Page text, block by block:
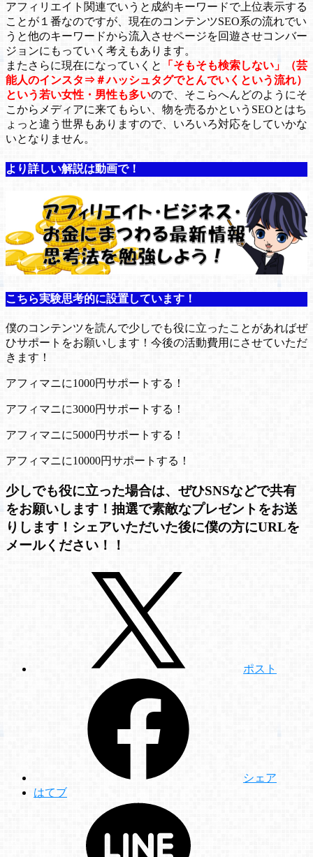
アフィリエイト関連でいうと成約キーワードで上位表示する
ことが１番なのですが、現在のコンテンツSEO系の流れでい
うと他のキーワードから流入させページを回遊させコンバー
ジョンにもっていく考えもあります。
またさらに現在になっていくと
「そもそも検索しない」（芸
能人のインスタ⇒＃ハッシュタグでとんでいくという流れ）
という若い女性・男性も多いので、そこらへんどのようにそ
こからメディアに来てもらい、物を売るかというSEOとはち
ょっと違う世界もありますので、いろいろ対応をしていかな
いとなりません。
より詳しい解説は動画で！
こちら実験思考的に設置しています！
僕のコンテンツを読んで少しでも役に立ったことがあればぜ
ひサポートをお願いします！今後の活動費用にさせていただ
きます！
アフィマニに1000円サポートする！
アフィマニに3000円サポートする！
アフィマニに5000円サポートする！
アフィマニに10000円サポートする！
少しでも役に立った場合は、ぜひSNSなどで共有
をお願いします！抽選で素敵なプレゼントをお送
りします！シェアいただいた後に僕の方にURLを
メールください！！
ポスト
シェア
はてブ